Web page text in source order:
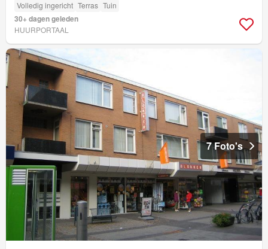
Volledig ingericht Terras Tuin
30+ dagen geleden
HUURPORTAAL
7 Foto's